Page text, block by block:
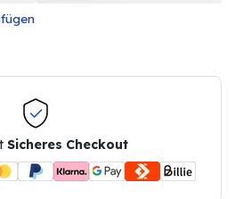
Sicheres Checkout